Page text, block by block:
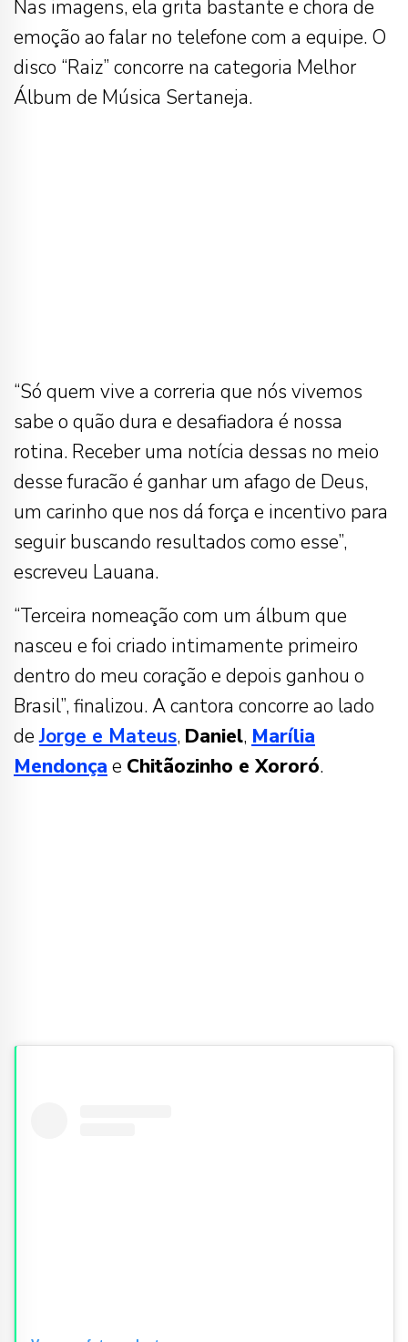
Nas imagens, ela grita bastante e chora de
emoção ao falar no telefone com a equipe. O
disco “Raiz” concorre na categoria Melhor
Álbum de Música Sertaneja.
“Só quem vive a correria que nós vivemos
sabe o quão dura e desafiadora é nossa
rotina. Receber uma notícia dessas no meio
desse furacão é ganhar um afago de Deus,
um carinho que nos dá força e incentivo para
seguir buscando resultados como esse”,
escreveu Lauana.
“Terceira nomeação com um álbum que
nasceu e foi criado intimamente primeiro
dentro do meu coração e depois ganhou o
Brasil”, finalizou. A cantora concorre ao lado
deJorge e Mateus, Daniel, Marília
Mendonça e Chitãozinho e Xororó.